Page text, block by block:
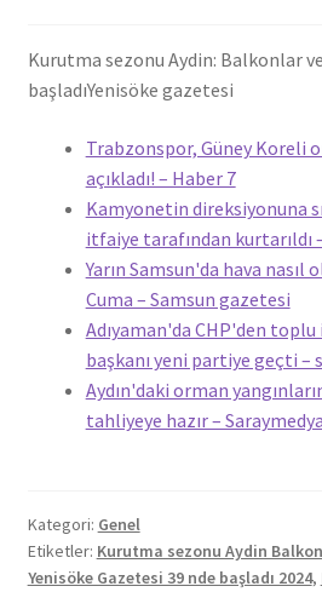
Kurutma sezonu Aydin: Balkonlar
başladıYenisöke gazetesi
Trabzonspor, Güney Koreli
açıkladı! – Haber 7
Kamyonetin direksiyonuna
itfaiye tarafından
Yarın Samsun'da hava nasıl
Cuma – Samsun gazetesi
Adıyaman'da CHP'den
başkanı yeni partiye geçti –
Aydın'daki orman
tahliyeye hazır –
Kategori: Genel
Etiketler: Kurutma sezonu Aydin
Yenisöke Gazetesi 39 nde başladı 2024,